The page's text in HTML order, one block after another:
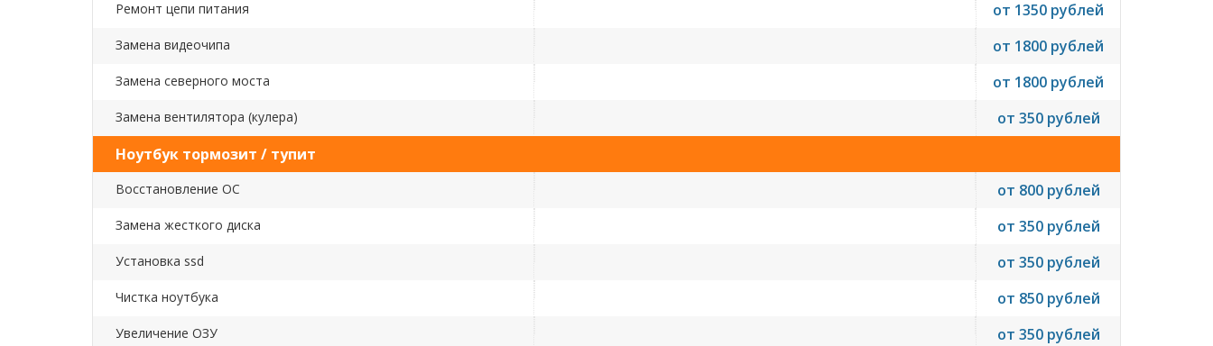
Ремонт цепи питания от 1350 рублей
Замена видеочипа от 1800 рублей
Замена северного моста от 1800 рублей
Замена вентилятора (кулера)
от 350 рублей
Ноутбук тормозит / тупит
Восстановление ОС от 800 рублей
Замена жесткого диска от 350 рублей
Установка ssd от 350 рублей
Чистка ноутбука от 850 рублей
Увеличение ОЗУ
от 350 рублей